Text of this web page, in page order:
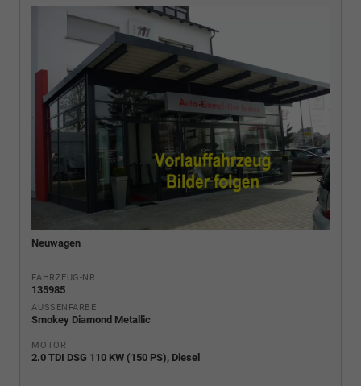
Neuwagen
FAHRZEUG-NR.
135985
AUSSENFARBE
Smokey Diamond Metallic
MOTOR
2.0 TDI DSG 110 KW (150 PS), Diesel